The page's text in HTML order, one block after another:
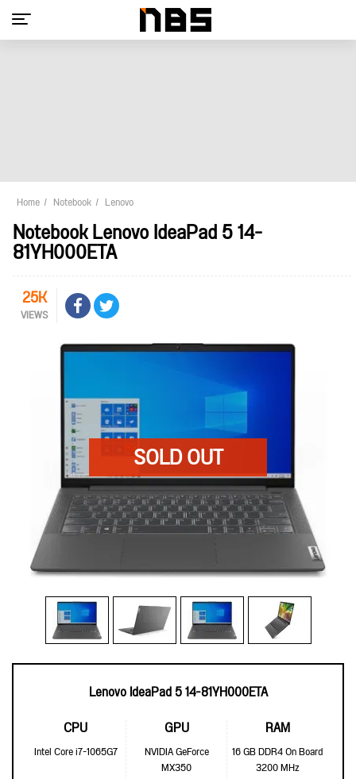
Home Notebook Lenovo
Notebook Lenovo IdeaPad 5 14-
81YH000ETA
25K
VIEWS
Lenovo IdeaPad 5 14-81YH000ETA
CPU
Intel Core i7-1065G7
GPU
NVIDIA GeForce
MX350
RAM
16 GB DDR4 On Board
3200 MHz